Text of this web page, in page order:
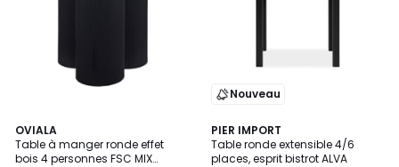
OVIALA
Table à manger ronde effet
bois 4 personnes FSC MIX
3
Couleurs
Nouveau
PIER IMPORT
Table ronde extensible 4/6
places, esprit bistrot ALVA
2
Couleurs